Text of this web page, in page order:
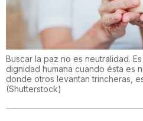
Buscar la paz no es neutralidad.
dignidad humana cuando ésta es
donde otros levantan trincheras,
(Shutterstock)